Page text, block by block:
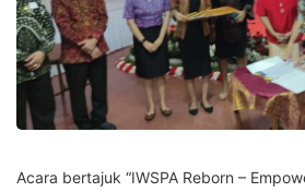
Acara bertajuk “IWSPA Reborn –